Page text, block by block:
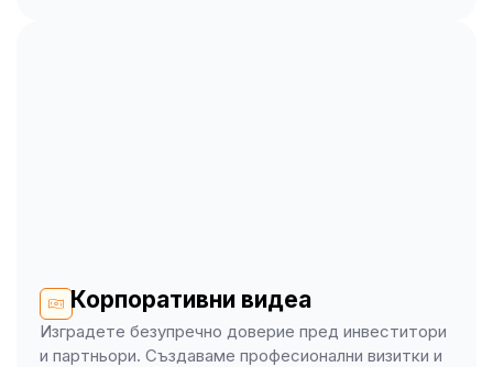
Корпоративни видеа
Изградете безупречно доверие пред инвеститори
и партньори. Създаваме професионални визитки и